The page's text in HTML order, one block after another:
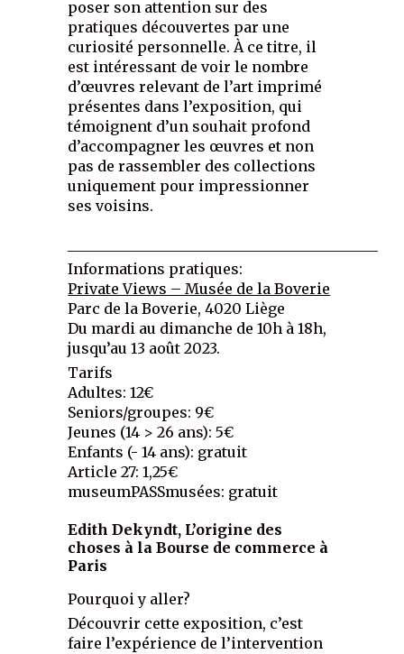
poser son attention sur des
pratiques découvertes par une
curiosité personnelle. À ce titre, il
est intéressant de voir le nombre
d’œuvres relevant de l’art imprimé
présentes dans l’exposition, qui
témoignent d’un souhait profond
d’accompagner les œuvres et non
pas de rassembler des collections
uniquement pour impressionner
ses voisins.
Informations pratiques:
Private Views – Musée de la Boverie
Parc de la Boverie, 4020 Liège
Du mardi au dimanche de 10h à 18h,
jusqu’au 13 août 2023.
Tarifs
Adultes: 12€
Seniors/groupes: 9€
Jeunes (14 > 26 ans): 5€
Enfants (- 14 ans): gratuit
Article 27: 1,25€
museumPASSmusées: gratuit
Edith Dekyndt, L’origine des
choses à la Bourse de commerce à
Paris
Pourquoi y aller?
Découvrir cette exposition, c’est
faire l’expérience de l’intervention